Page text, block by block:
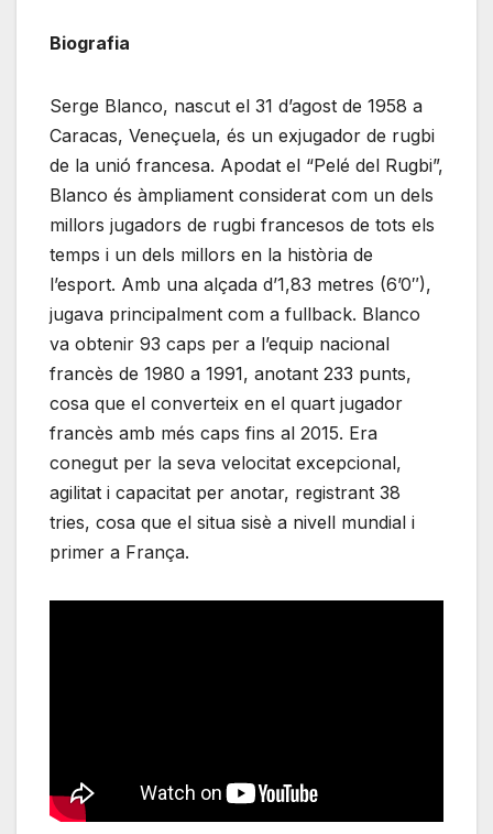
Biografia
Serge Blanco, nascut el 31 d’agost de 1958 a
Caracas, Veneçuela, és un exjugador de rugbi
de la unió francesa. Apodat el “Pelé del Rugbi”,
Blanco és àmpliament considerat com un dels
millors jugadors de rugbi francesos de tots els
temps i un dels millors en la història de
l’esport. Amb una alçada d’1,83 metres (6’0″),
jugava principalment com a fullback. Blanco
va obtenir 93 caps per a l’equip nacional
francès de 1980 a 1991, anotant 233 punts,
cosa que el converteix en el quart jugador
francès amb més caps fins al 2015. Era
conegut per la seva velocitat excepcional,
agilitat i capacitat per anotar, registrant 38
tries, cosa que el situa sisè a nivell mundial i
primer a França.